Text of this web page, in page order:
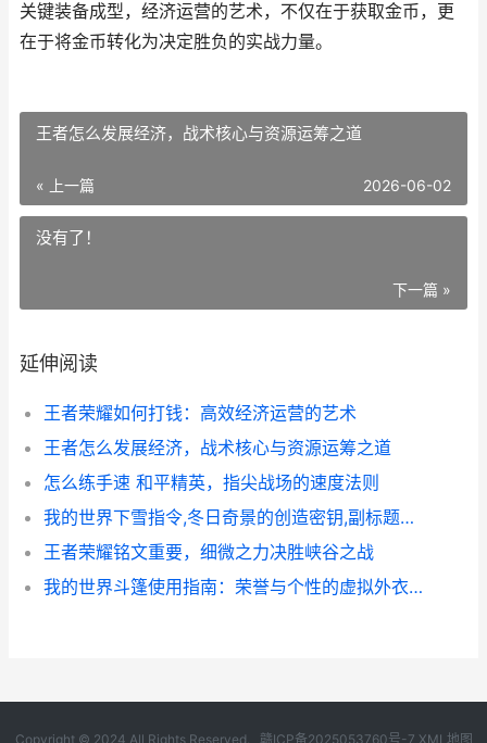
关键装备成型，经济运营的艺术，不仅在于获取金币，更
在于将金币转化为决定胜负的实战力量。
王者怎么发展经济，战术核心与资源运筹之道
« 上一篇 2026-06-02
没有了！
下一篇 »
延伸阅读
王者荣耀如何打钱：高效经济运营的艺术
王者怎么发展经济，战术核心与资源运筹之道
怎么练手速 和平精英，指尖战场的速度法则
我的世界下雪指令,冬日奇景的创造密钥,副标题为雪域幻境的指令奥秘
王者荣耀铭文重要，细微之力决胜峡谷之战
我的世界斗篷使用指南：荣誉与个性的虚拟外衣，附实战技巧解析
Copyright © 2024 All Rights Reserved. 赣ICP备2025053760号-7 XML地图